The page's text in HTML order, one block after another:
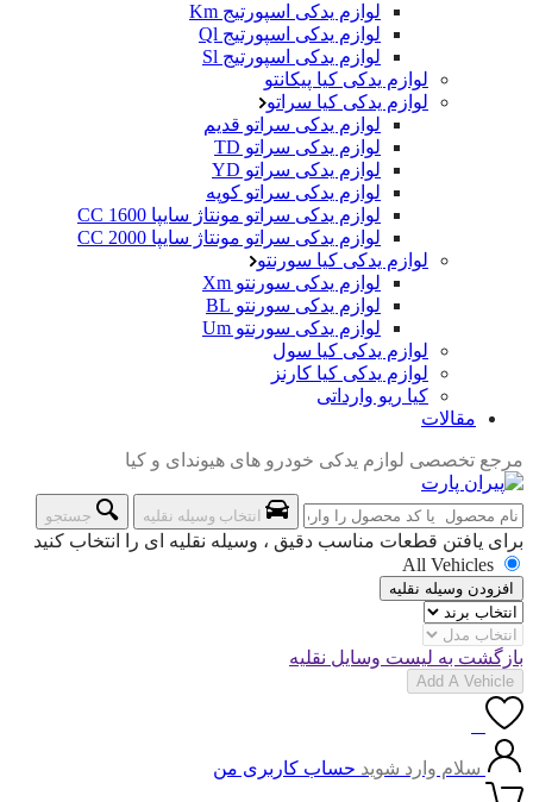
لوازم یدکی اسپورتیج Km
لوازم یدکی اسپورتیج Ql
لوازم یدکی اسپورتیج Sl
لوازم یدکی کیا پیکانتو
لوازم یدکی کیا سراتو
لوازم یدکی سراتو قدیم
لوازم یدکی سراتو TD
لوازم یدکی سراتو YD
لوازم یدکی سراتو کوپه
لوازم یدکی سراتو مونتاژ سایپا 1600 CC
لوازم یدکی سراتو مونتاژ سایپا 2000 CC
لوازم یدکی کیا سورنتو
لوازم یدکی سورنتو Xm
لوازم یدکی سورنتو BL
لوازم یدکی سورنتو Um
لوازم یدکی کیا سول
لوازم یدکی کیا کارنز
کیا ریو وارداتی
مقالات
مرجع تخصصی لوازم یدکی خودرو های هیوندای و کیا
انتخاب وسیله نقلیه جستجو
برای یافتن قطعات مناسب دقیق ، وسیله نقلیه ای را انتخاب کنید
All Vehicles
افزودن وسیله نقلیه
بازگشت به لیست وسایل نقلیه
Add A Vehicle
سلام وارد شوید حساب کاربری من